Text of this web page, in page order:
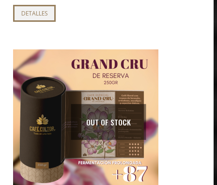
DETALLES
producto
variantes.
opciones
se
pueden
elegir
en
página
de
producto
OUT OF STOCK